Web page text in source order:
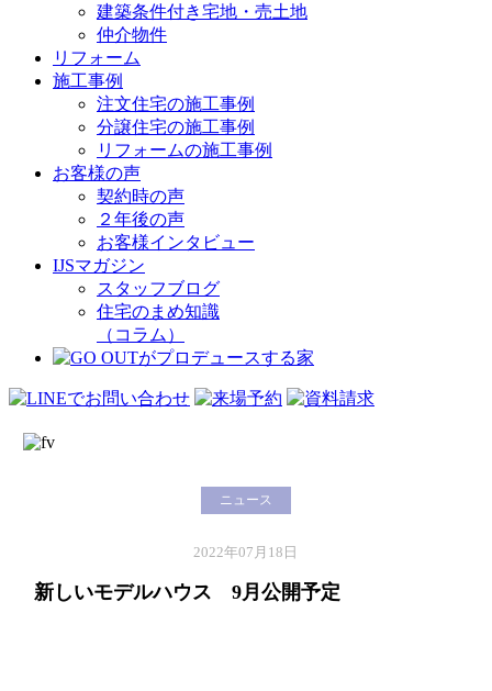
建築条件付き宅地・売土地
仲介物件
リフォーム
施工事例
注文住宅の施工事例
分譲住宅の施工事例
リフォームの施工事例
お客様の声
契約時の声
２年後の声
お客様インタビュー
IJSマガジン
スタッフブログ
住宅のまめ知識
（コラム）
ニュース
2022年07月18日
新しいモデルハウス 9月公開予定